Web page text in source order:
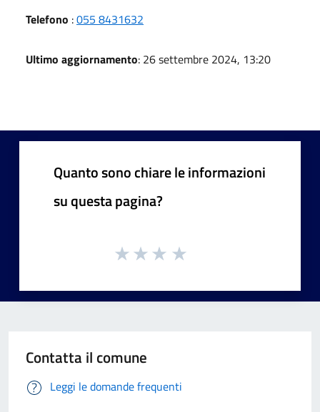
Telefono :055 8431632
Ultimo aggiornamento: 26 settembre 2024, 13:20
Quanto sono chiare le informazioni
su questa pagina?
Contatta il comune
Leggi le domande frequenti